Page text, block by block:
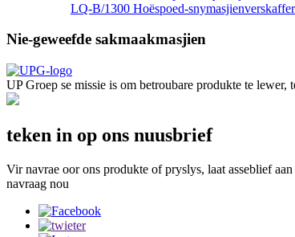
LQ-B/1300 Hoëspoed-
Nie-geweefde sakmaakmasjien
UP Groep se missie is om betroubare produkte te
teken in op ons nuusbrief
Vir navrae oor ons produkte of pryslys, laat asseblief
navraag nou